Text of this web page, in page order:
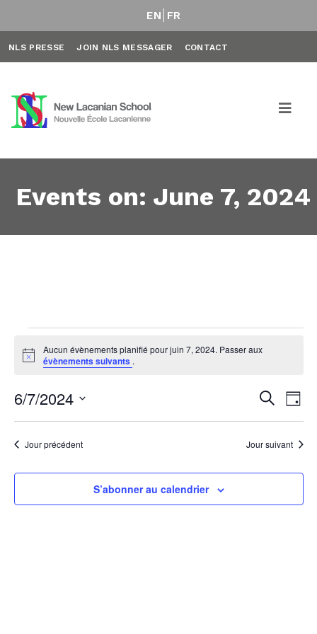
EN FR
NLS PRESSE JOIN NLS MESSAGER CONTACT
Events on: June 7, 2024
Évènements
for
juin
7,
2024
Notice
Aucun évènements planifié pour juin 7, 2024. Passer aux
évènements suivants .
Recherche
de
Jour
6/7/2024
date.
Jour précédent Jour suivant
S’abonner au calendrier